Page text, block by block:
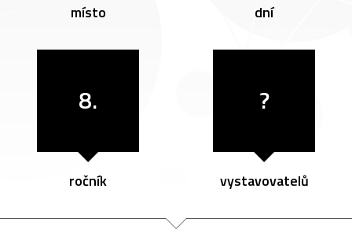
místo dní
8.
ročník
?
vystavovatelů